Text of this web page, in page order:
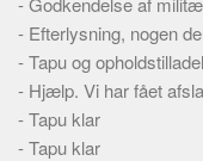
Dokumenttyper
Emner
Skribenter
Personer
- Efterlysning, nogen
-Tapu og
- Hjælp. Vi har fået
-Tapu klar
-Tapu klar